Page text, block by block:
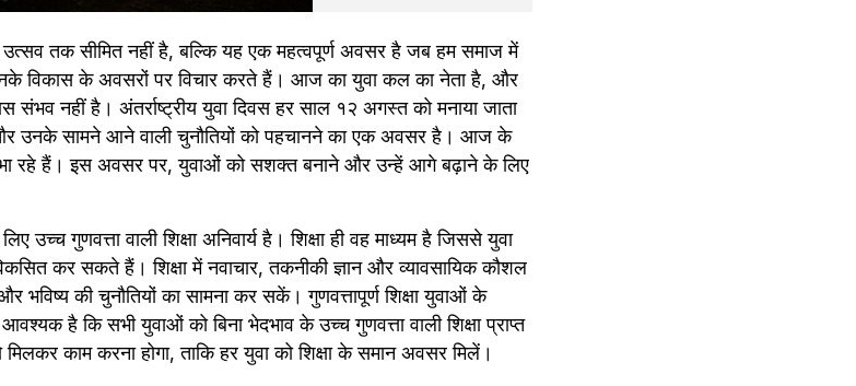
उत्सव तक सीमित नहीं है, बल्कि यह एक महत्वपूर्ण अवसर है जब हम समाज में
विकास के अवसरों पर विचार करते हैं। आज का युवा कल का नेता है, और
नहीं है। अंतर्राष्ट्रीय युवा दिवस हर साल १२ अगस्त को मनाया जाता
उनके सामने आने वाली चुनौतियों को पहचानने का एक अवसर है। आज के
निभा रहे हैं। इस अवसर पर, युवाओं को सशक्त बनाने और उन्हें आगे बढ़ाने के लिए
उच्च गुणवत्ता वाली शिक्षा अनिवार्य है। शिक्षा ही वह माध्यम है जिससे युवा
कर सकते हैं। शिक्षा में नवाचार, तकनीकी ज्ञान और व्यावसायिक कौशल
भविष्य की चुनौतियों का सामना कर सकें। गुणवत्तापूर्ण शिक्षा युवाओं के
है कि सभी युवाओं को बिना भेदभाव के उच्च गुणवत्ता वाली शिक्षा प्राप्त
काम करना होगा, ताकि हर युवा को शिक्षा के समान अवसर मिलें।